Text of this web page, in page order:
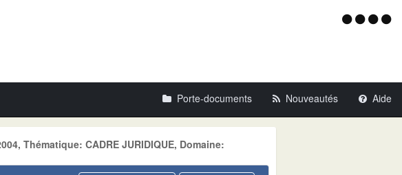
Menu
Porte-documents Nouveautés Aide
Thématique: CADRE JURIDIQUE, Domaine: